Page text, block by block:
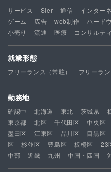
サービス SIer 通信 インター
ゲーム
広告 web制作 ハード
小売り
流通 医療 コンサルテ
就業形態
フリーランス（常駐） フリーラン
勤務地
確認中 北海道 東北 茨城県
東京都
北区 千代田区 中央区
墨田区
江東区 品川区 目黒区
区
杉並区 豊島区 板橋区 23
中部
近畿 九州 中国・四国